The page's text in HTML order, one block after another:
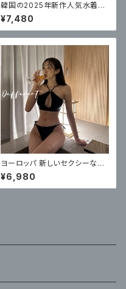
韓国の2025年新作人気水着レ
ディースワンピーススカートスタ
イル
¥7,480
ヨーロッパ 新しいセクシーなビ
キニ水着女性のスリーポイント
スタイル
¥6,980